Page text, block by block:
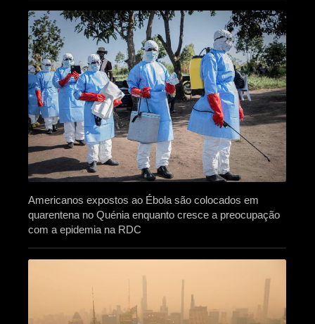
Americanos expostos ao Ébola são colocados em
quarentena no Quénia enquanto cresce a preocupação
com a epidemia na RDC